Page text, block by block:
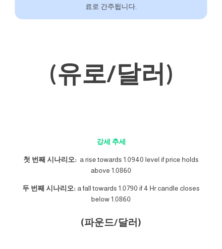
료로 간주됩니다.
(유로/달러)
강세 추세
첫 번째 시나리오: a rise towards 1.0940 level if price holds
above 1.0860
두 번째 시나리오: a fall towards 1.0790 if 4 Hr candle closes
below 1.0860
(파운드/달러)